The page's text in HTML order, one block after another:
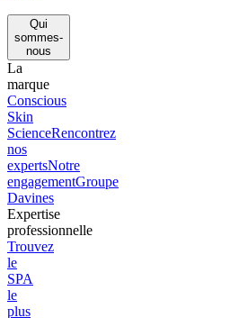
Qui
sommes-
nous
La
marque
Conscious
Skin
ScienceRencontrez
nos
expertsNotre
engagementGroupe
Davines
Expertise
professionnelle
Trouvez
le
SPA
le
plus